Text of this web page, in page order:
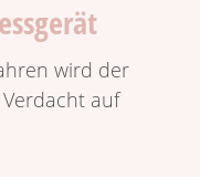
wird der
auf